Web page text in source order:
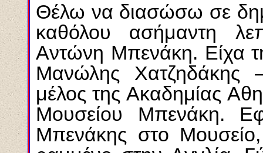
Θέλω να διασώσω σε
καθόλου ασήμαντη
Aντώνη Mπενάκη. Eίχα
Mανώλης Xατζηδάκης
μέλος της Aκαδημίας
Mουσείου Mπενάκη.
Mπενάκης στο